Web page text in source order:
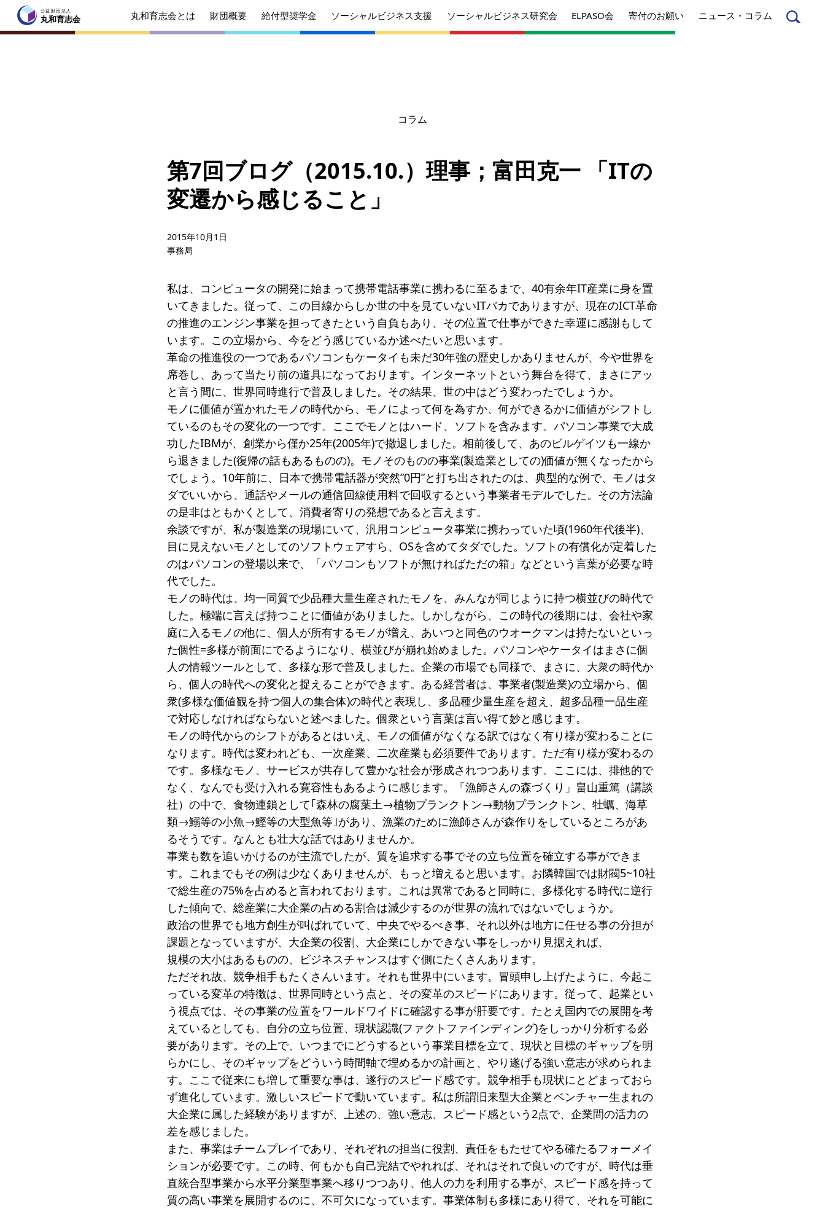
公益財団法人
丸和育志会
丸和育志会の目指す未来
みなさんへ
組織
事業内容
年間スケジュール
定款
ソーシャルビジネス支援
受賞者一覧
ソーシャルビジネス研究会
研究会のねらい
研究会一覧
ELPASO会とは 入会案内
会員限定ページ
お手続き
寄付支援者
ニュース・コラム
ニュース コラム
公益財団法人
丸和育志会 丸和育志会とは 財団概要 給付型奨学金 ソーシャルビジネス支援 ソーシャルビジネス研究会 ELPASO会 寄付のお願い ニュース・コラム
コラム
第7回ブログ（2015.10.）理事；富田克一 「ITの
変遷から感じること」
2015年10月1日
事務局
私は、コンピュータの開発に始まって携帯電話事業に携わるに至るまで、40有余年IT産業に身を置
いてきました。従って、この目線からしか世の中を見ていないITバカでありますが、現在のICT革命
の推進のエンジン事業を担ってきたという自負もあり、その位置で仕事ができた幸運に感謝もして
います。この立場から、今をどう感じているか述べたいと思います。
革命の推進役の一つであるパソコンもケータイも未だ30年強の歴史しかありませんが、今や世界を
席巻し、あって当たり前の道具になっております。インターネットという舞台を得て、まさにアッ
と言う間に、世界同時進行で普及しました。その結果、世の中はどう変わったでしょうか。
モノに価値が置かれたモノの時代から、モノによって何を為すか、何ができるかに価値がシフトし
ているのもその変化の一つです。ここでモノとはハード、ソフトを含みます。パソコン事業で大成
功したIBMが、創業から僅か25年(2005年)で撤退しました。相前後して、あのビルゲイツも一線か
ら退きました(復帰の話もあるものの)。モノそのものの事業(製造業としての)価値が無くなったから
でしょう。10年前に、日本で携帯電話器が突然”0円”と打ち出されたのは、典型的な例で、モノはタ
ダでいいから、通話やメールの通信回線使用料で回収するという事業者モデルでした。その方法論
の是非はともかくとして、消費者寄りの発想であると言えます。
余談ですが、私が製造業の現場にいて、汎用コンピュータ事業に携わっていた頃(1960年代後半)、
目に見えないモノとしてのソフトウェアすら、OSを含めてタダでした。ソフトの有償化が定着した
のはパソコンの登場以来で、「パソコンもソフトが無ければただの箱」などという言葉が必要な時
代でした。
モノの時代は、均一同質で少品種大量生産されたモノを、みんなが同じように持つ横並びの時代で
した。極端に言えば持つことに価値がありました。しかしながら、この時代の後期には、会社や家
庭に入るモノの他に、個人が所有するモノが増え、あいつと同色のウオークマンは持たないといっ
た個性=多様が前面にでるようになり、横並びが崩れ始めました。パソコンやケータイはまさに個
人の情報ツールとして、多様な形で普及しました。企業の市場でも同様で、まさに、大衆の時代か
ら、個人の時代への変化と捉えることができます。ある経営者は、事業者(製造業)の立場から、個
衆(多様な価値観を持つ個人の集合体)の時代と表現し、多品種少量生産を超え、超多品種一品生産
で対応しなければならないと述べました。個衆という言葉は言い得て妙と感じます。
モノの時代からのシフトがあるとはいえ、モノの価値がなくなる訳ではなく有り様が変わることに
なります。時代は変われども、一次産業、二次産業も必須要件であります。ただ有り様が変わるの
です。多様なモノ、サービスが共存して豊かな社会が形成されつつあります。ここには、排他的で
なく、なんでも受け入れる寛容性もあるように感じます。「漁師さんの森づくり」畠山重篤（講談
社）の中で、食物連鎖として｢森林の腐葉土→植物プランクトン→動物プランクトン、牡蠣、海草
類→鰯等の小魚→鰹等の大型魚等｣があり、漁業のために漁師さんが森作りをしているところがあ
るそうです。なんとも壮大な話ではありませんか。
事業も数を追いかけるのが主流でしたが、質を追求する事でその立ち位置を確立する事ができま
す。これまでもその例は少なくありませんが、もっと増えると思います。お隣韓国では財閥5~10社
で総生産の75%を占めると言われております。これは異常であると同時に、多様化する時代に逆行
した傾向で、総産業に大企業の占める割合は減少するのが世界の流れではないでしょうか。
政治の世界でも地方創生が叫ばれていて、中央でやるべき事、それ以外は地方に任せる事の分担が
課題となっていますが、大企業の役割、大企業にしかできない事をしっかり見据えれば、
規模の大小はあるものの、ビジネスチャンスはすぐ側にたくさんあります。
ただそれ故、競争相手もたくさんいます。それも世界中にいます。冒頭申し上げたように、今起こ
っている変革の特徴は、世界同時という点と、その変革のスピードにあります。従って、起業とい
う視点では、その事業の位置をワールドワイドに確認する事が肝要です。たとえ国内での展開を考
えているとしても、自分の立ち位置、現状認識(ファクトファインディング)をしっかり分析する必
要があります。その上で、いつまでにどうするという事業目標を立て、現状と目標のギャップを明
らかにし、そのギャップをどういう時間軸で埋めるかの計画と、やり遂げる強い意志が求められま
す。ここで従来にも増して重要な事は、遂行のスピード感です。競争相手も現状にとどまっておら
ず進化しています。激しいスピードで動いています。私は所謂旧来型大企業とベンチャー生まれの
大企業に属した経験がありますが、上述の、強い意志、スピード感という2点で、企業間の活力の
差を感じました。
また、事業はチームプレイであり、それぞれの担当に役割、責任をもたせてやる確たるフォーメイ
ションが必要です。この時、何もかも自己完結でやれれば、それはそれで良いのですが、時代は垂
直統合型事業から水平分業型事業へ移りつつあり、他人の力を利用する事が、スピード感を持って
質の高い事業を展開するのに、不可欠になっています。事業体制も多様にあり得て、それを可能に